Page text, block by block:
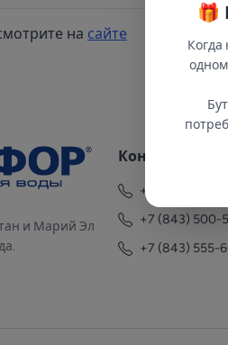
на сайте
и Марий Эл
Контакты
+7 (843) 558-
+7 (843) 500-
+7 (843) 555-
🎁
Когда